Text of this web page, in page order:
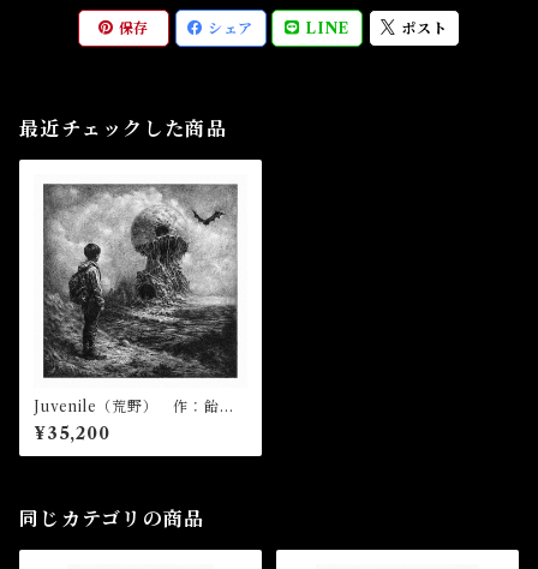
保存 シェア LINE ポスト
最近チェックした商品
Juvenile（荒野） 作：飴屋
晶貴
¥35,200
同じカテゴリの商品